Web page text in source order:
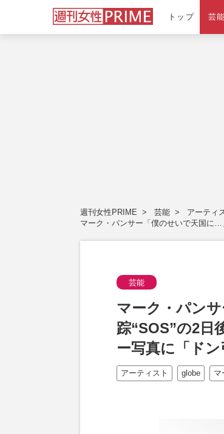
トップ 芸能
週刊女性PRIME 芸能 アーティ
マーク・パンサー「僕のせいで天国に…
芸能
マーク・パン
踪“SOS”の2日
ー写真に「ド
アーティスト globe マ